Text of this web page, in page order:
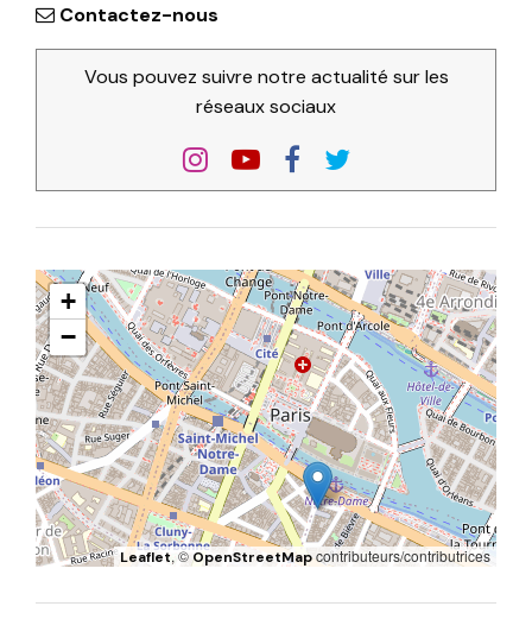
Contactez-nous
Vous pouvez suivre notre actualité sur les
réseaux sociaux
+
−
Leaflet, ©OpenStreetMapcontributeurs/contributrices